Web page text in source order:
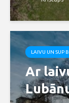
LAIVU UN SUP
Ar